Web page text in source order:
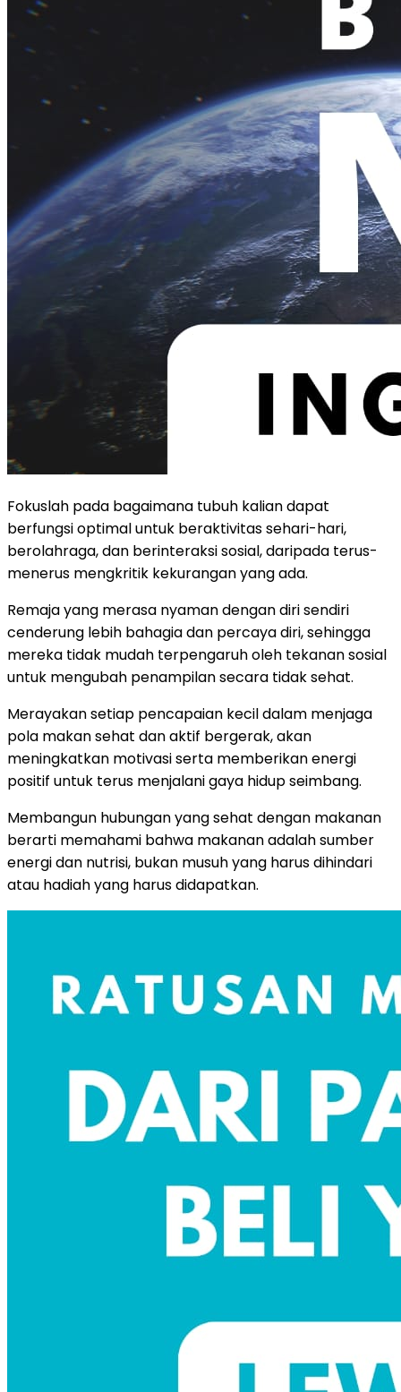
Fokuslah pada bagaimana tubuh kalian dapat
berfungsi optimal untuk beraktivitas sehari-hari,
berolahraga, dan berinteraksi sosial, daripada terus-
menerus mengkritik kekurangan yang ada.
Remaja yang merasa nyaman dengan diri sendiri
cenderung lebih bahagia dan percaya diri, sehingga
mereka tidak mudah terpengaruh oleh tekanan sosial
untuk mengubah penampilan secara tidak sehat.
Merayakan setiap pencapaian kecil dalam menjaga
pola makan sehat dan aktif bergerak, akan
meningkatkan motivasi serta memberikan energi
positif untuk terus menjalani gaya hidup seimbang.
Membangun hubungan yang sehat dengan makanan
berarti memahami bahwa makanan adalah sumber
energi dan nutrisi, bukan musuh yang harus dihindari
atau hadiah yang harus didapatkan.